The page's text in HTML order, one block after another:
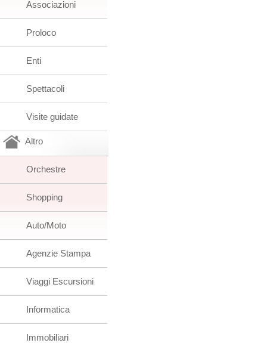
Associazioni
Proloco
Enti
Spettacoli
Visite guidate
Altro
Orchestre
Shopping
Auto/Moto
Agenzie Stampa
Viaggi Escursioni
Informatica
Immobiliari